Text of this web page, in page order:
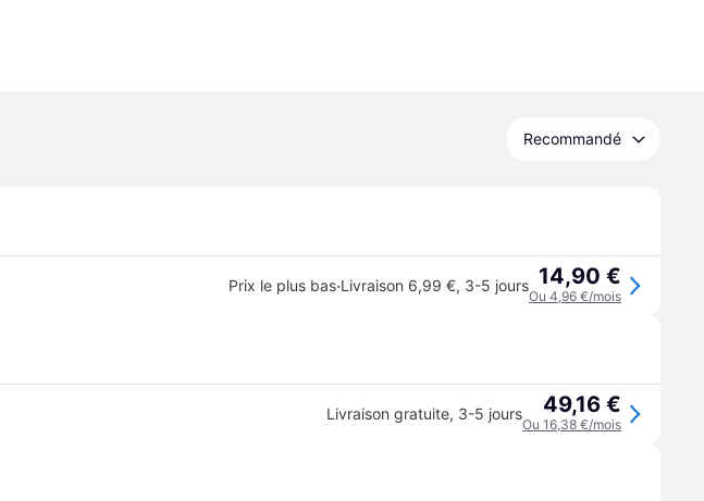
Recommandé
Prix le plus bas·Livraison 6,99 €, 3-5 jours 14,90 €
Ou 4,96 €/mois
Livraison gratuite, 3-5 jours 49,16 €
Ou 16,38 €/mois